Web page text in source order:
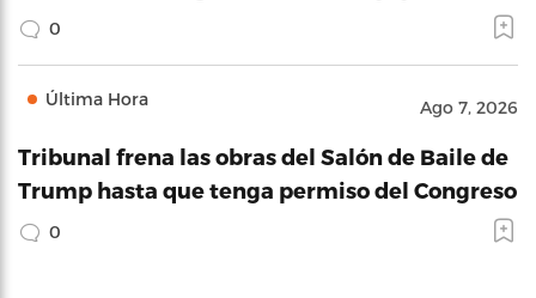
0
Última Hora Ago 7, 2026
Tribunal frena las obras del Salón de Baile de
Trump hasta que tenga permiso del Congreso
0